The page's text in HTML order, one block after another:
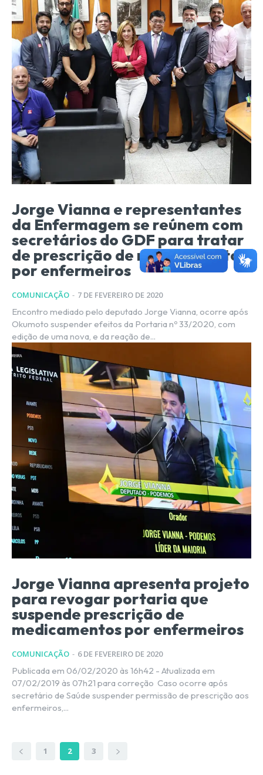
Jorge Vianna e representantes
da Enfermagem se reúnem com
secretários do GDF para tratar
de prescrição de medicamentos
por enfermeiros
COMUNICAÇÃO - 7 DE FEVEREIRO DE 2020
Encontro mediado pelo deputado Jorge Vianna, ocorre após
Okumoto suspender efeitos da Portaria nº 33/2020, com
edição de uma nova, e da reação de...
Jorge Vianna apresenta projeto
para revogar portaria que
suspende prescrição de
medicamentos por enfermeiros
COMUNICAÇÃO - 6 DE FEVEREIRO DE 2020
Publicada em 06/02/2020 às 16h42 - Atualizada em
07/02/2019 às 07h21 para correção Caso ocorre após
secretário de Saúde suspender permissão de prescrição aos
enfermeiros,...
1 2 3